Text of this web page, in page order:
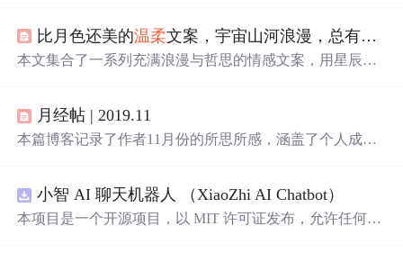
比月色还美的温柔文案，宇宙山河浪漫，总有你值得期待的
本文集合了一系列充满浪漫与哲思的情感文案，用星辰大
月经帖 | 2019.11
本篇博客记录了作者11月份的所思所感，涵盖了个人成
生活态度的反思，展现了作者对自我提升和时代变迁的深
刻感悟。
小智 AI 聊天机器人 （XiaoZhi AI Chatbot）
本项目是一个开源项目，以 MIT 许可证发布，允许任何人